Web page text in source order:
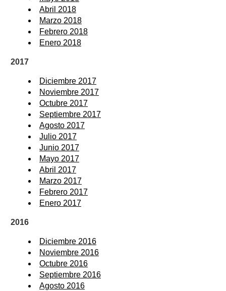
Abril 2018
Marzo 2018
Febrero 2018
Enero 2018
2017
Diciembre 2017
Noviembre 2017
Octubre 2017
Septiembre 2017
Agosto 2017
Julio 2017
Junio 2017
Mayo 2017
Abril 2017
Marzo 2017
Febrero 2017
Enero 2017
2016
Diciembre 2016
Noviembre 2016
Octubre 2016
Septiembre 2016
Agosto 2016